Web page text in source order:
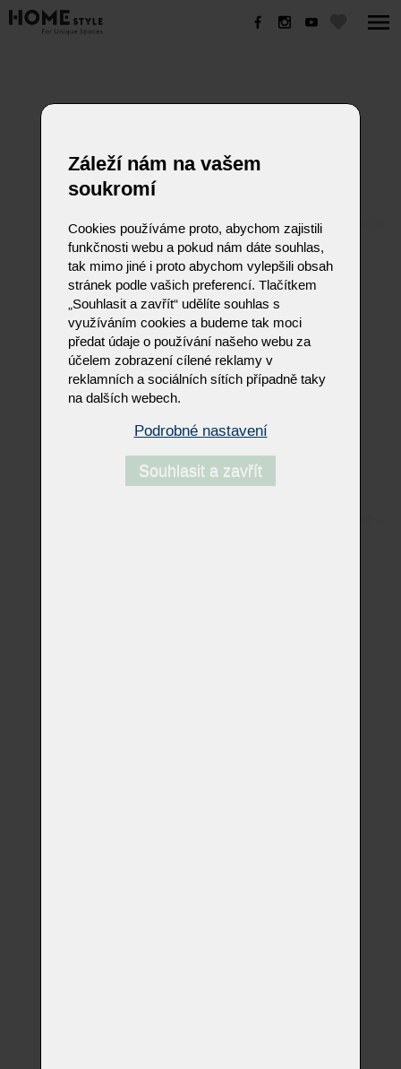
EVIA FREE MOTION
Záleží nám na vašem
soukromí
Cookies používáme proto, abychom zajistili
funkčnosti webu a pokud nám dáte souhlas,
tak mimo jiné i proto abychom vylepšili obsah
stránek podle vašich preferencí. Tlačítkem
„Souhlasit a zavřít“ udělíte souhlas s
využíváním cookies a budeme tak moci
předat údaje o používání našeho webu za
účelem zobrazení cílené reklamy v
reklamních a sociálních sítích případně taky
na dalších webech.
Podrobné nastavení
Souhlasit a zavřít